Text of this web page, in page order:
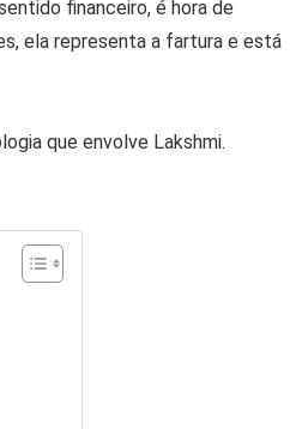
financeiro, é hora de
ela representa a fartura e está
que envolve Lakshmi.